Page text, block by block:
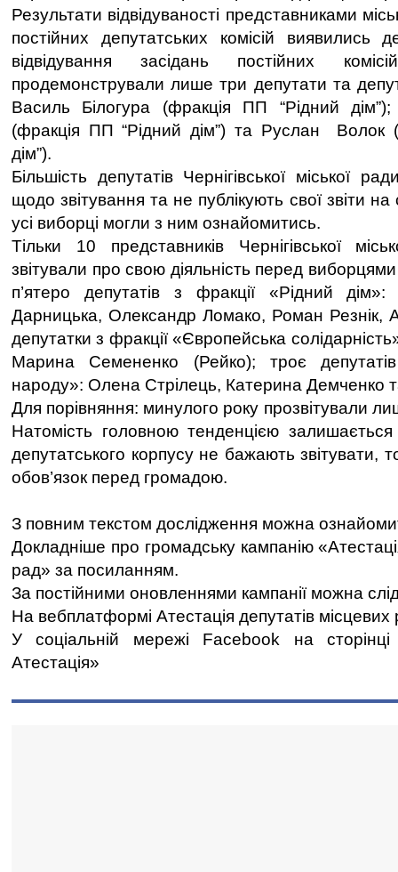
Результати відвідуваності представниками
постійних депутатських комісій виявились
відвідування засідань постійних
продемонстрували лише три депутати та
Василь Білогура (фракція ПП “Рідний дім”);
(фракція ПП “Рідний дім”) та Руслан Волок
дім”).
Більшість депутатів Чернігівської міської
щодо звітування та не публікують свої звіти
усі виборці могли з ним ознайомитись.
Тільки 10 представників Чернігівської
звітували про свою діяльність перед
п’ятеро депутатів з фракції «Рідний
Дарницька, Олександр Ломако, Роман Резнік,
депутатки з фракції «Європейська
Марина Семененко (Рейко); троє
народу»: Олена Стрілець, Катерина Демченко
Для порівняння: минулого року прозвітували
Натомість головною тенденцією
депутатського корпусу не бажають звітувати,
обов’язок перед громадою.
З повним текстом дослідження можна
Докладніше про громадську кампанію
рад» за посиланням.
За постійними оновленнями кампанії можна
На вебплатформі Атестація депутатів місцевих
У соціальній мережі Facebook на сторінці
Атестація»